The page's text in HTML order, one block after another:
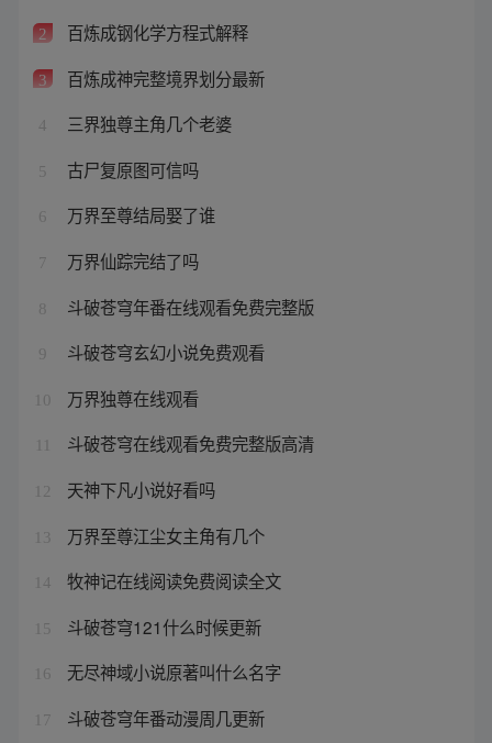
2 百炼成钢化学方程式解释
3 百炼成神完整境界划分最新
4 三界独尊主角几个老婆
5 古尸复原图可信吗
6 万界至尊结局娶了谁
7 万界仙踪完结了吗
8 斗破苍穹年番在线观看免费完整版
9 斗破苍穹玄幻小说免费观看
10 万界独尊在线观看
斗破苍穹在线观看免费完整版高清
12 天神下凡小说好看吗
13 万界至尊江尘女主角有几个
14 牧神记在线阅读免费阅读全文
15 斗破苍穹121什么时候更新
16 无尽神域小说原著叫什么名字
17 斗破苍穹年番动漫周几更新